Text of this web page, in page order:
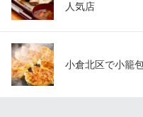
人気店
小倉北区で小籠